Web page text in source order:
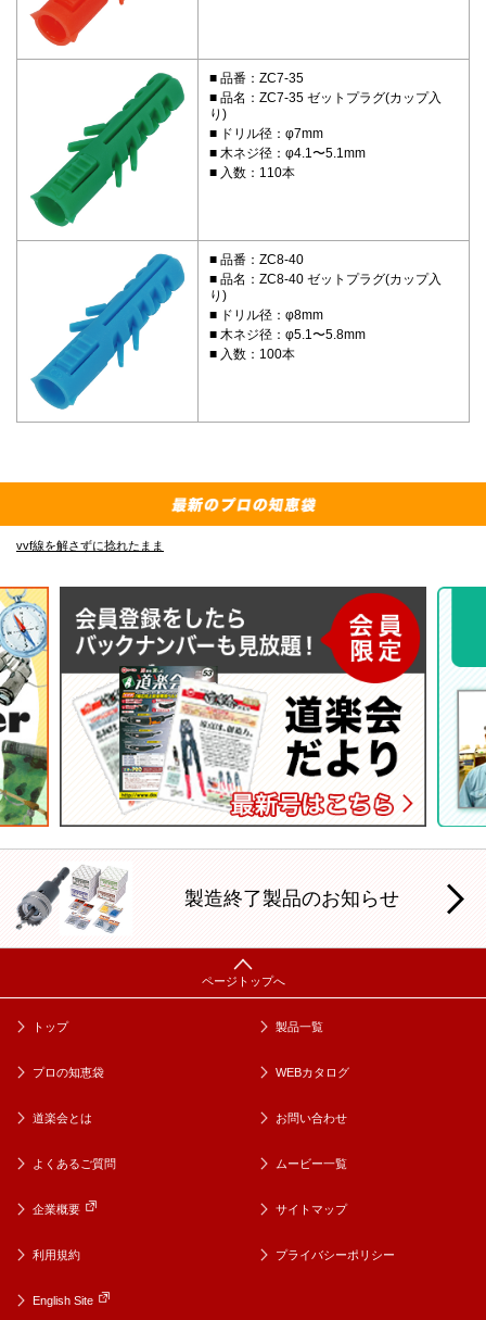
品番：ZC7-35
品名：ZC7-35 ゼットプラグ(カップ入
り)
ドリル径：φ7mm
木ネジ径：φ4.1〜5.1mm
入数：110本
品番：ZC8-40
品名：ZC8-40 ゼットプラグ(カップ入
り)
ドリル径：φ8mm
木ネジ径：φ5.1〜5.8mm
入数：100本
vvf線を解さずに捻れたまま
製造終了製品のお知らせ
トップ 製品一覧
プロの知恵袋 WEBカタログ
道楽会とは お問い合わせ
よくあるご質問 ムービー一覧
企業概要 サイトマップ
利用規約 プライバシーポリシー
English Site